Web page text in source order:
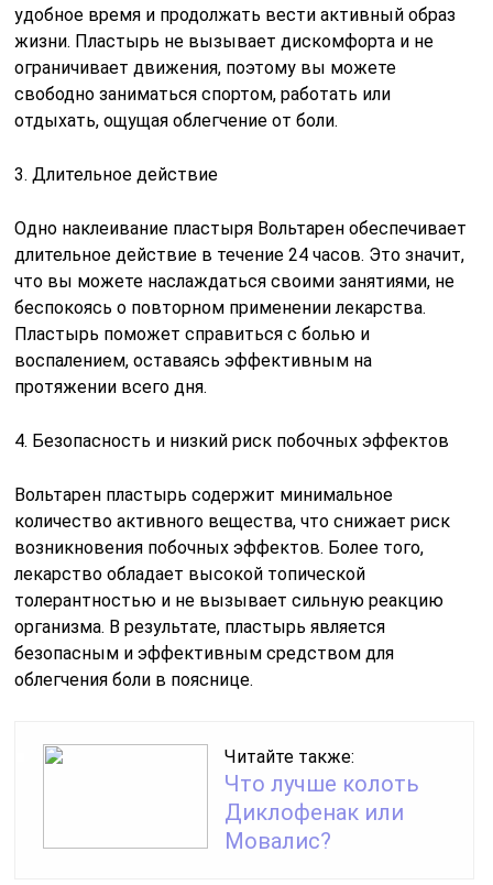
удобное время и продолжать вести активный образ
жизни. Пластырь не вызывает дискомфорта и не
ограничивает движения, поэтому вы можете
свободно заниматься спортом, работать или
отдыхать, ощущая облегчение от боли.
3. Длительное действие
Одно наклеивание пластыря Вольтарен обеспечивает
длительное действие в течение 24 часов. Это значит,
что вы можете наслаждаться своими занятиями, не
беспокоясь о повторном применении лекарства.
Пластырь поможет справиться с болью и
воспалением, оставаясь эффективным на
протяжении всего дня.
4. Безопасность и низкий риск побочных эффектов
Вольтарен пластырь содержит минимальное
количество активного вещества, что снижает риск
возникновения побочных эффектов. Более того,
лекарство обладает высокой топической
толерантностью и не вызывает сильную реакцию
организма. В результате, пластырь является
безопасным и эффективным средством для
облегчения боли в пояснице.
Читайте также:
Что лучше колоть
Диклофенак или
Мовалис?